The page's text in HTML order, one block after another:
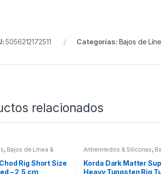
5056212172511 Categorías: Bajos de
relacionados
, Bajos de Línea &
Material Montajes
Rig Short Size
– 2,5 cm
Antienrredos & Siliconas,
de Línea & Leadcore
Montajes
Korda Dark Matter
Heavy Tungsten Rig